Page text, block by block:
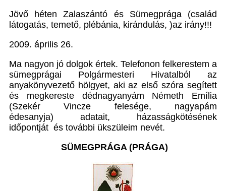
Jövő héten Zalaszántó és Sümegprága (család
látogatás, temető, plébánia, kirándulás, )az irány!!!
2009. április 26.
Ma nagyon jó dolgok értek. Telefonon felkerestem a
sümegprágai Polgármesteri Hivatalból az
anyakönyvezető hölgyet, aki az első szóra segített
és megkereste dédnagyanyám Németh Emília
(Szekér Vincze felesége, nagyapám
édesanyja) adatait, házasságkötésének
időpontját és további ükszüleim nevét.
SÜMEGPRÁGA (PRÁGA)